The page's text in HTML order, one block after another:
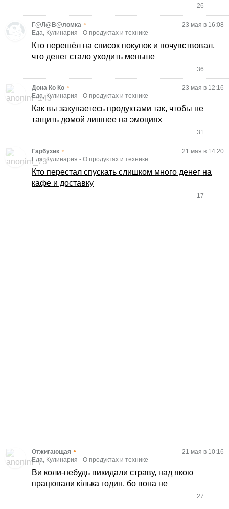
26
Г@Л@В@ломка •
23 мая в 16:08
Еда, Кулинария -О продуктах и технике
Кто перешёл на список покупок и почувствовал,
что денег стало уходить меньше
36
Дона Ко Ко •
23 мая в 12:16
Еда, Кулинария -О продуктах и технике
Как вы закупаетесь продуктами так, чтобы не
тащить домой лишнее на эмоциях
31
Гарбузик •
21 мая в 14:20
Еда, Кулинария -О продуктах и технике
Кто перестал спускать слишком много денег на
кафе и доставку
17
Отжигающая •
21 мая в 10:16
Еда, Кулинария -О продуктах и технике
Ви коли-небудь викидали страву, над якою
працювали кілька годин, бо вона не
27